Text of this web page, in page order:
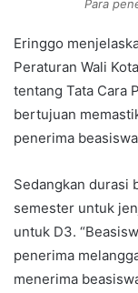
Para
Eringgo
Peraturan Wali
tentang Tata Cara
bertujuan
penerima
Sedangkan durasi
semester untuk
untuk D3.
penerima
menerima